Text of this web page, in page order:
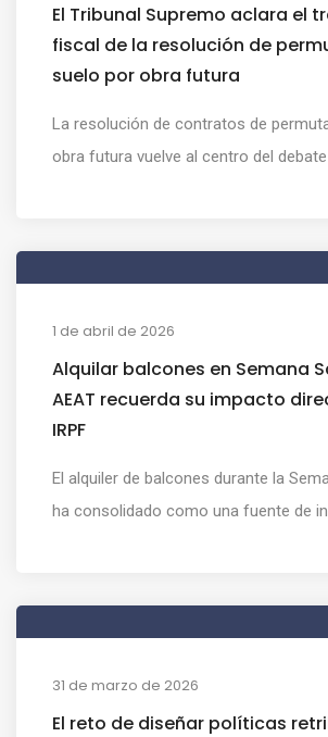
El Tribunal Supremo aclara el
fiscal de la resolución de
suelo por obra futura
La resolución de contratos de
obra futura vuelve al centro del
1 de abril de 2026
Alquilar balcones en Semana
AEAT recuerda su impacto
IRPF
El alquiler de balcones durante la
ha consolidado como una fuente de
31 de marzo de 2026
El reto de diseñar políticas